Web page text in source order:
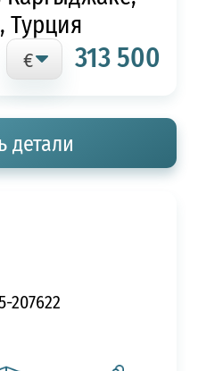
Турция
313 500
детали
207622